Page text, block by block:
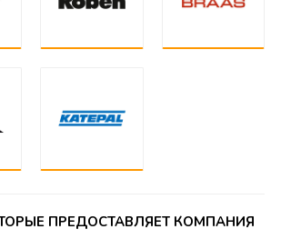
ПРЕДОСТАВЛЯЕТ КОМПАНИЯ